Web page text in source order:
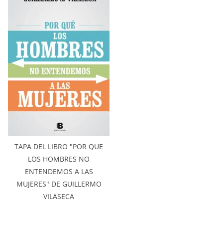
TAPA DEL LIBRO "POR QUE
LOS HOMBRES NO
ENTENDEMOS A LAS
MUJERES" DE GUILLERMO
VILASECA